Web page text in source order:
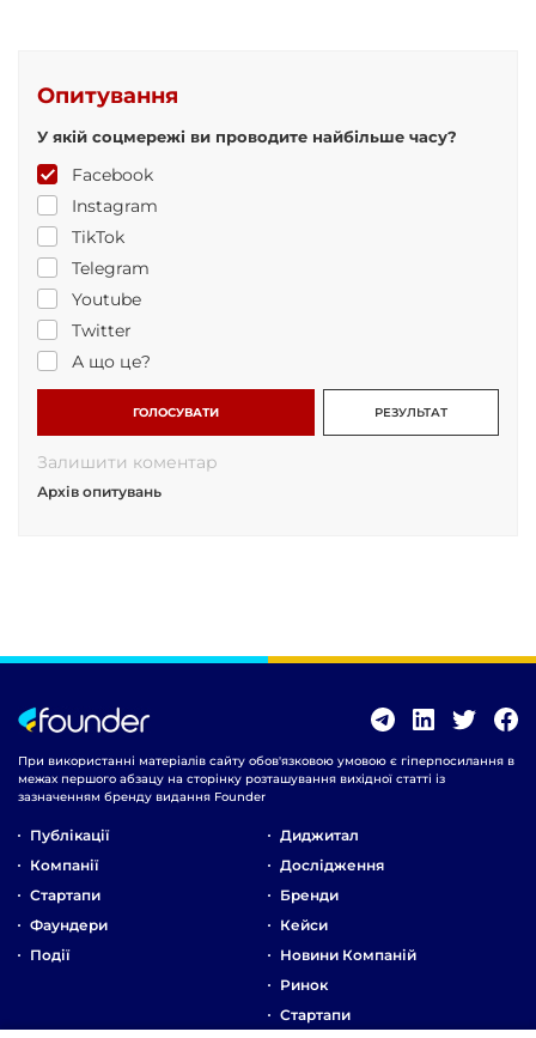
Опитування
У якій соцмережі ви проводите найбільше часу?
Facebook
Instagram
TikTok
Telegram
Youtube
Twitter
А що це?
ГОЛОСУВАТИ РЕЗУЛЬТАТ
Залишити коментар
Архів опитувань
При використанні матеріалів сайту обов'язковою умовою є гіперпосилання в
межах першого абзацу на сторінку розташування вихідної статті із
зазначенням бренду видання Founder
Публікації
Компанії
Стартапи
Фаундери
Події
Диджитал
Дослідження
Бренди
Кейси
Новини Компаній
Ринок
Стартапи